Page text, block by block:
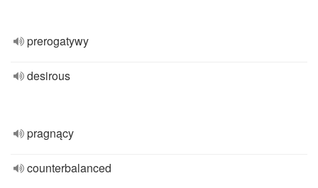
prerogatywy
desirous
pragnący
counterbalanced